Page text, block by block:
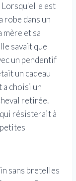
Lorsqu'elle est
robe dans un
mère et sa
savait que
un pendentif
un cadeau
a choisi un
retirée.
résisterait à
sans bretelles